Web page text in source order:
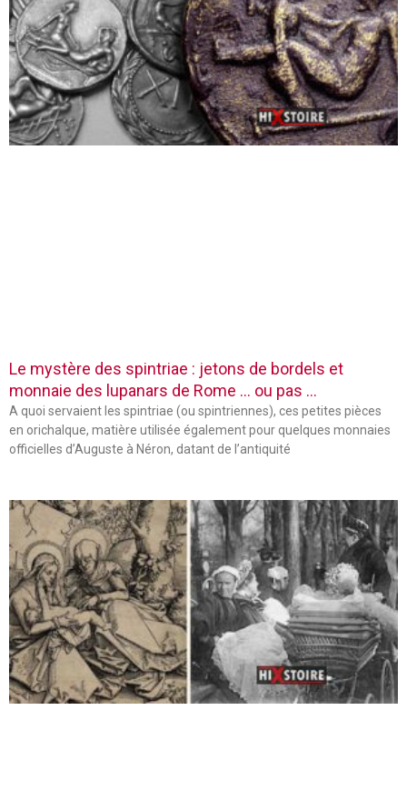
Le mystère des spintriae : jetons de bordels et
monnaie des lupanars de Rome … ou pas …
A quoi servaient les spintriae (ou spintriennes), ces petites pièces
en orichalque, matière utilisée également pour quelques monnaies
officielles d’Auguste à Néron, datant de l’antiquité